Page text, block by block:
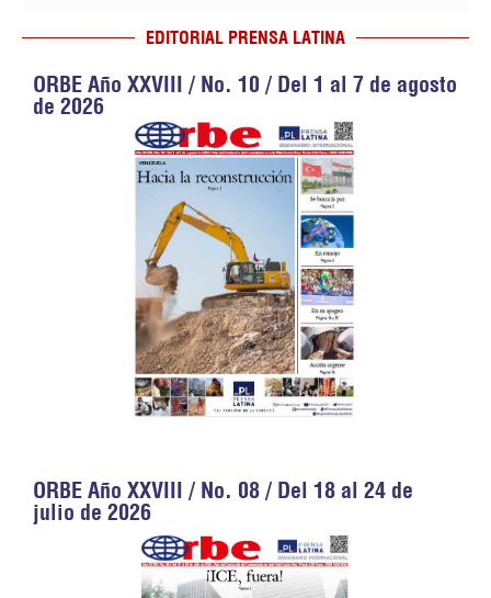
EDITORIAL PRENSA LATINA
ORBE Año XXVIII / No. 10 / Del 1 al 7 de agosto
de 2026
ORBE Año XXVIII / No. 08 / Del 18 al 24 de
julio de 2026